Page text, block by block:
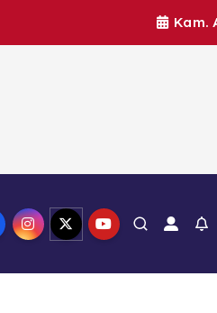
Kam.